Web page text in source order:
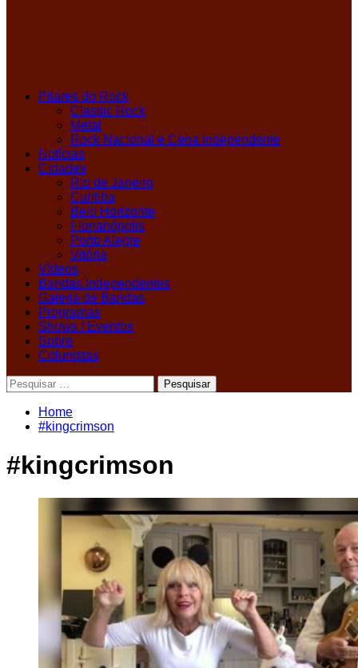
Pilares do Rock
Classic Rock
Metal
Rock Nacional e Cena Independente
Notícias
Cidades
Rio de Janeiro
Curitiba
Belo Horizonte
Florianópolis
Porto Alegre
Vitória
Vídeos
Bandas Independentes
Galeria de Bandas
Programas
Shows / Eventos
Sobre
Colunistas
Pesquisar
por:
Home
#kingcrimson
#kingcrimson